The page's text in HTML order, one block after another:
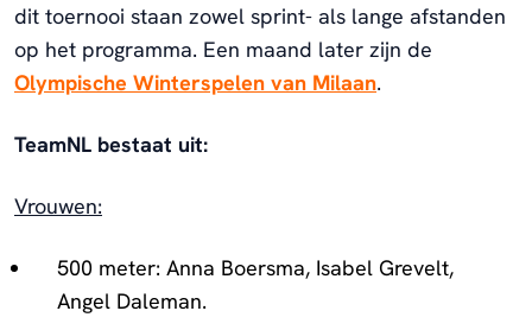
dit toernooi staan zowel sprint- als lange afstanden
op het programma. Een maand later zijn de
Olympische Winterspelen van Milaan.
TeamNL bestaat uit:
Vrouwen:
500 meter: Anna Boersma, Isabel Grevelt,
Angel Daleman.